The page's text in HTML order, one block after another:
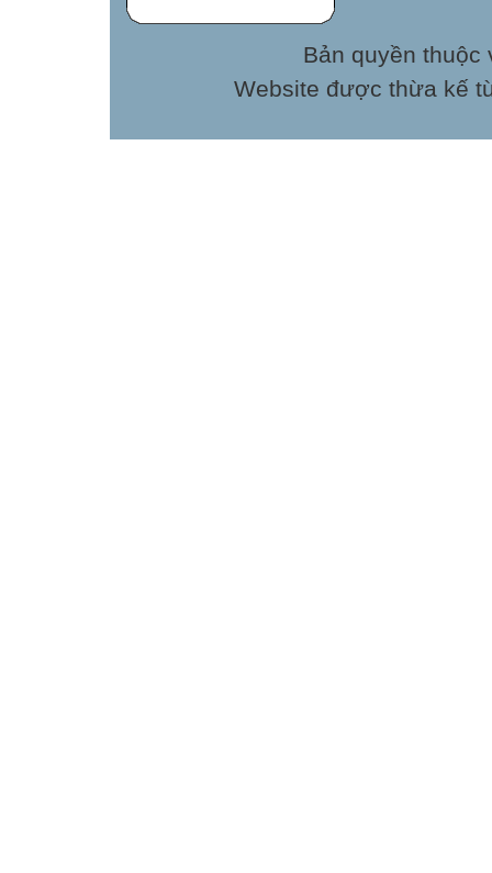
Bản quyền thuộc
Website được thừa kế